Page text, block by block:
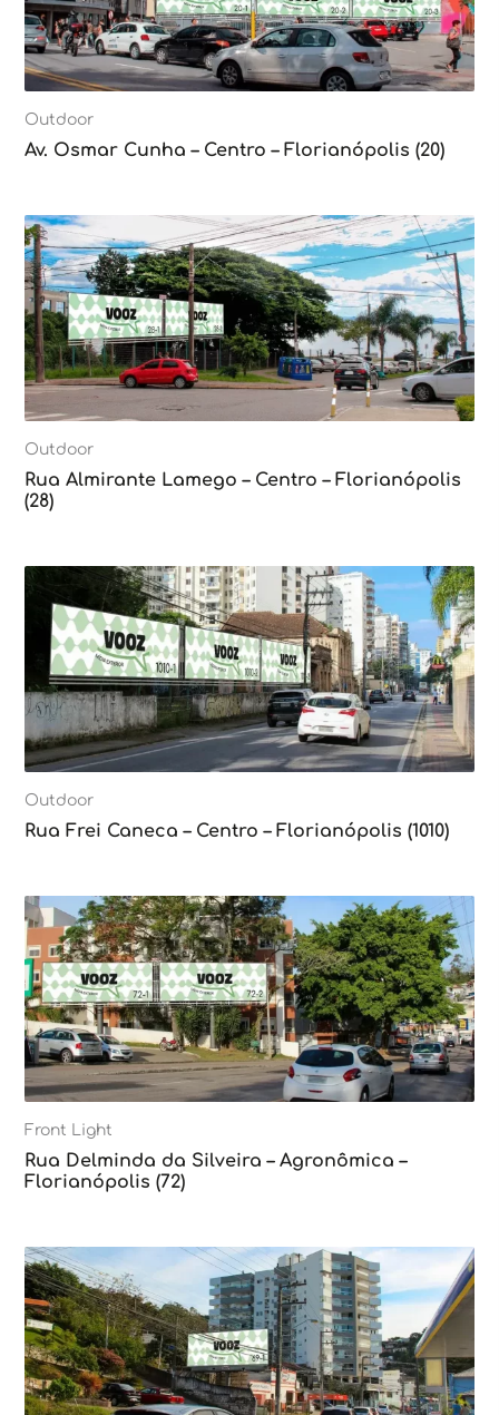
Outdoor
Av. Osmar Cunha – Centro – Florianópolis (20)
Outdoor
Rua Almirante Lamego – Centro – Florianópolis
(28)
Outdoor
Rua Frei Caneca – Centro – Florianópolis (1010)
Front Light
Rua Delminda da Silveira – Agronômica –
Florianópolis (72)